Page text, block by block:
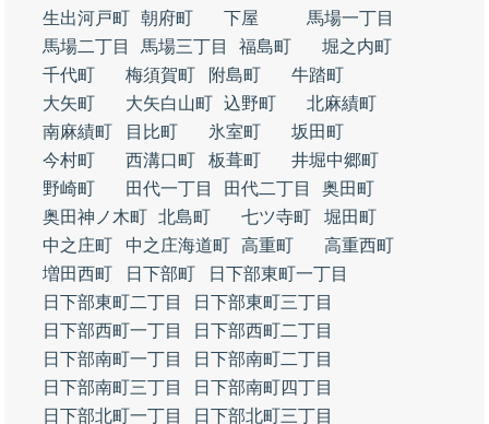
生出河戸町 朝府町 下屋
馬場一丁目
馬場二丁目
馬場三丁目 福島町
堀之内町
千代町
梅須賀町 附島町
牛踏町
大矢町
大矢白山町 込野町
北麻績町
南麻績町
目比町 氷室町
坂田町
今村町
西溝口町 板葺町
井堀中郷町
野崎町
田代一丁目 田代二丁目
奥田町
奥田神ノ木町 北島町 七ツ寺町
堀田町
中之庄町
中之庄海道町 高重町
高重西町
増田西町
日下部町
日下部東町一丁目
日下部東町二丁目
日下部東町三丁目
日下部西町一丁目
日下部西町二丁目
日下部南町一丁目
日下部南町二丁目
日下部南町三丁目
日下部南町四丁目
日下部北町一丁目
日下部北町三丁目